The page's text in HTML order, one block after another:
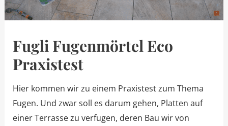
Fugli Fugenmörtel Eco
Praxistest
Hier kommen wir zu einem Praxistest zum Thema
Fugen. Und zwar soll es darum gehen, Platten auf
einer Terrasse zu verfugen, deren Bau wir von